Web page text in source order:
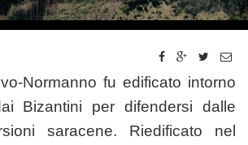
Normanno fu edificato intorno
Bizantini per difendersi dalle
saracene. Riedificato nel